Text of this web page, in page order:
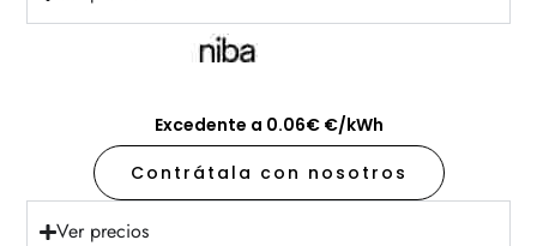
Excedente a 0.06€ €/kWh
Contrátala con nosotros
Ver precios